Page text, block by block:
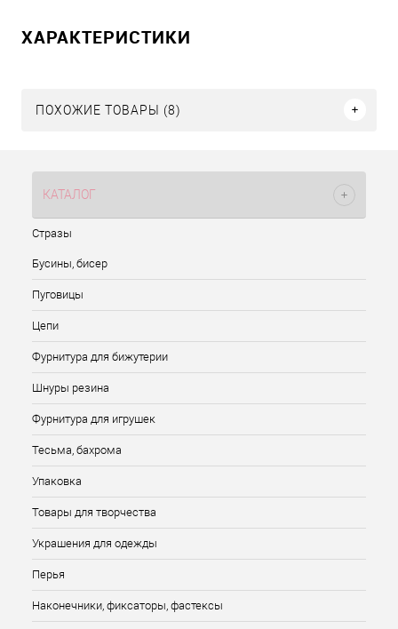
ХАРАКТЕРИСТИКИ
ПОХОЖИЕ ТОВАРЫ (8)
КАТАЛОГ
Стразы
Бусины, бисер
Пуговицы
Цепи
Фурнитура для бижутерии
Шнуры резина
Фурнитура для игрушек
Тесьма, бахрома
Упаковка
Товары для творчества
Украшения для одежды
Перья
Наконечники, фиксаторы, фастексы